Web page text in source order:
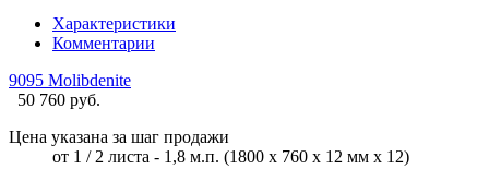
Характеристики
Комментарии
9095 Molibdenite
50 760 руб.
Цена указана за шаг продажи
от 1 / 2 листа - 1,8 м.п. (1800 х 760 х 12 мм х 12)